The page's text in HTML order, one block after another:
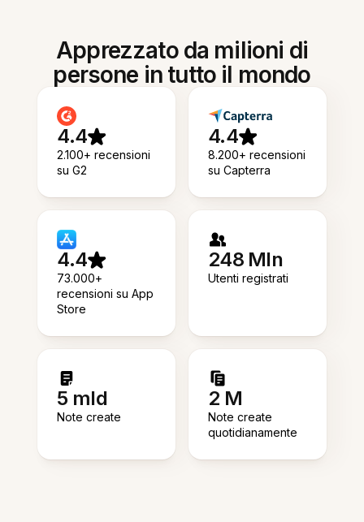
Apprezzato da milioni di
persone in tutto il mondo
4.4
2.100+ recensioni
su G2
4.4
8.200+ recensioni
su Capterra
4.4
73.000+
recensioni su App
Store
248 Mln
Utenti registrati
5 mld
Note create
2 M
Note create
quotidianamente